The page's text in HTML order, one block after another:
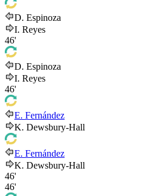
D. Espinoza
I. Reyes
46'
D. Espinoza
I. Reyes
46'
E. Fernández
K. Dewsbury-Hall
E. Fernández
K. Dewsbury-Hall
46'
46'